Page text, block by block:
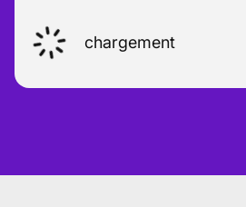
chargement